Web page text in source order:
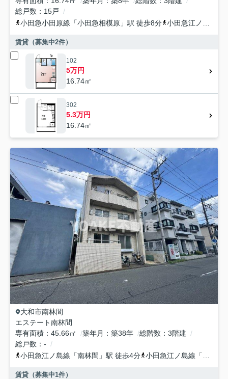
総戸数
15戸
小田急小田原線 「小田急相模原 」駅 徒歩8分 小田急江ノ島線
賃貸（募集中2件）
102
5万円
16.74㎡
302
5.3万円
16.74㎡
大和市南林間
エステート南林間
専有面積
45.66㎡ 築年月 築38年 総階数
3階建
総戸数
-
小田急江ノ島線 「南林間 」駅 徒歩4分 小田急江ノ島線 「
賃貸（募集中1件）